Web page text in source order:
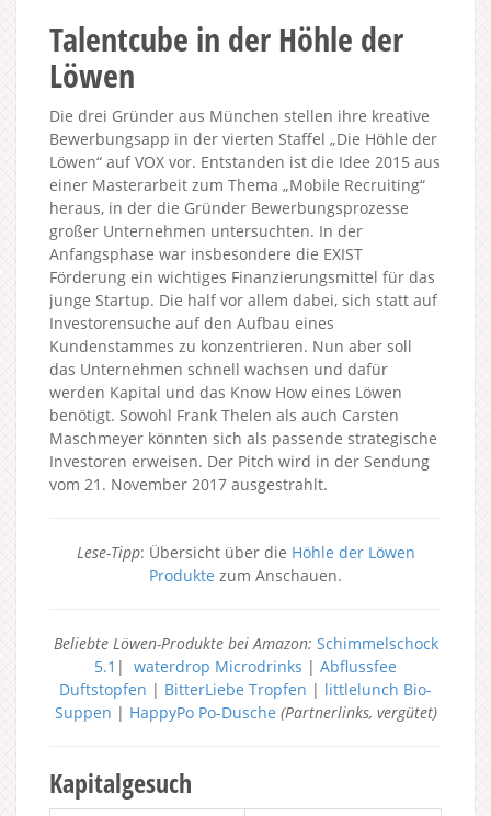
Talentcube in der Höhle der
Löwen
Die drei Gründer aus München stellen ihre kreative
Bewerbungsapp in der vierten Staffel „Die Höhle der
Löwen“ auf VOX vor. Entstanden ist die Idee 2015 aus
einer Masterarbeit zum Thema „Mobile Recruiting“
heraus, in der die Gründer Bewerbungsprozesse
großer Unternehmen untersuchten. In der
Anfangsphase war insbesondere die EXIST
Förderung ein wichtiges Finanzierungsmittel für das
junge Startup. Die half vor allem dabei, sich statt auf
Investorensuche auf den Aufbau eines
Kundenstammes zu konzentrieren. Nun aber soll
das Unternehmen schnell wachsen und dafür
werden Kapital und das Know How eines Löwen
benötigt. Sowohl Frank Thelen als auch Carsten
Maschmeyer könnten sich als passende strategische
Investoren erweisen. Der Pitch wird in der Sendung
vom 21. November 2017 ausgestrahlt.
Lese-Tipp: Übersicht über die Höhle der Löwen
Produkte zum Anschauen.
Beliebte Löwen-Produkte bei Amazon: Schimmelschock
5.1 | waterdrop Microdrinks | Abflussfee
Duftstopfen | BitterLiebe Tropfen | littlelunch Bio-
Suppen | HappyPo Po-Dusche (Partnerlinks, vergütet)
Kapitalgesuch